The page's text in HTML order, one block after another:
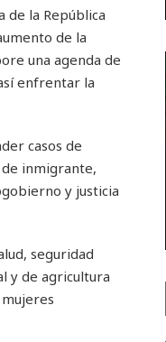
de la República
de la
una agenda de
enfrentar la
casos de
inmigrante,
y justicia
seguridad
y de agricultura